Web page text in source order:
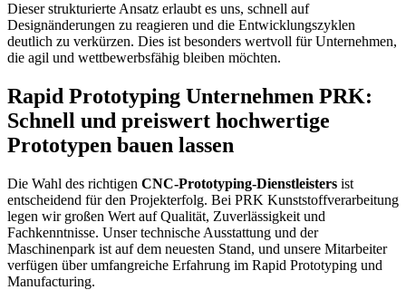
Dieser strukturierte Ansatz erlaubt es uns, schnell auf
Designänderungen zu reagieren und die Entwicklungszyklen
deutlich zu verkürzen. Dies ist besonders wertvoll für Unternehmen,
die agil und wettbewerbsfähig bleiben möchten.
Rapid Prototyping Unternehmen PRK:
Schnell und preiswert hochwertige
Prototypen bauen lassen
Die Wahl des richtigen CNC-Prototyping-Dienstleisters ist
entscheidend für den Projekterfolg. Bei PRK Kunststoffverarbeitung
legen wir großen Wert auf Qualität, Zuverlässigkeit und
Fachkenntnisse. Unser technische Ausstattung und der
Maschinenpark ist auf dem neuesten Stand, und unsere Mitarbeiter
verfügen über umfangreiche Erfahrung im Rapid Prototyping und
Manufacturing.